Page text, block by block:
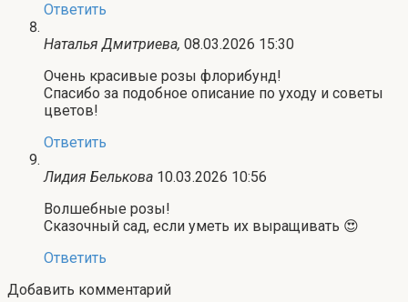
Ответить
Наталья Дмитриева, 08.03.2026 15:30
Очень красивые розы флорибунд!
Спасибо за подобное описание по уходу и советы
цветов!
Ответить
Лидия Белькова 10.03.2026 10:56
Волшебные розы!
Сказочный сад, если уметь их выращивать 😍
Ответить
Добавить комментарий